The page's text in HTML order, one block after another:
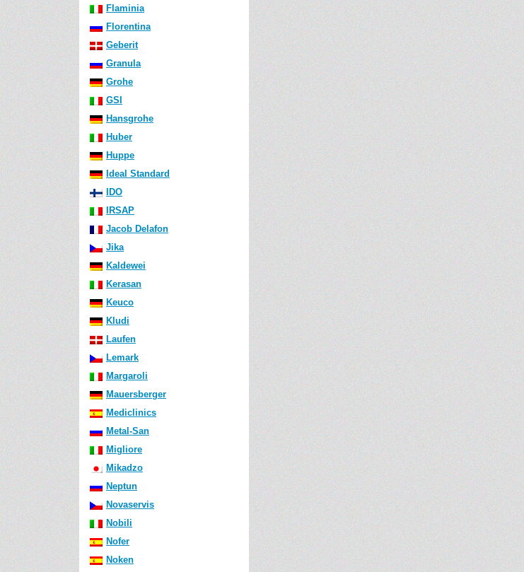
Flaminia
Florentina
Geberit
Granula
Grohe
GSI
Hansgrohe
Huber
Huppe
Ideal Standard
IDO
IRSAP
Jacob Delafon
Jika
Kaldewei
Kerasan
Keuco
Kludi
Laufen
Lemark
Margaroli
Mauersberger
Mediclinics
Metal-San
Migliore
Mikadzo
Neptun
Novaservis
Nobili
Nofer
Noken